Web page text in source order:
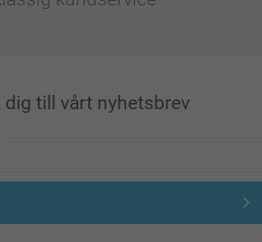
dig till vårt nyhetsbrev